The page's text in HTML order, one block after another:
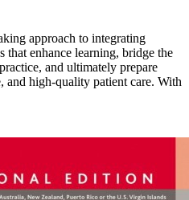
approach to integrating
enhance learning, bridge the
and ultimately prepare
and high-quality patient care. With